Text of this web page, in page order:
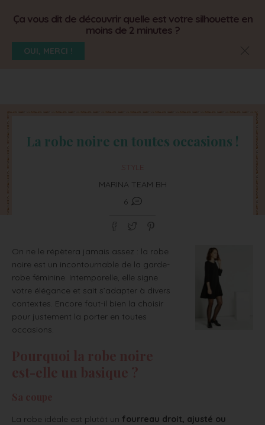
Ça vous dit de découvrir quelle est votre silhouette en
moins de 2 minutes ?
OUI, MERCI !
La robe noire en toutes occasions !
MARINA TEAM BH
6
On ne le répètera jamais assez : la robe
noire est un incontournable de la garde-
robe féminine. Intemporelle, elle signe
votre élégance et sait s’adapter à divers
contextes. Encore faut-il bien la choisir
pour justement la porter en toutes
occasions.
La robe idéale est plutôt un fourreau droit, ajusté ou